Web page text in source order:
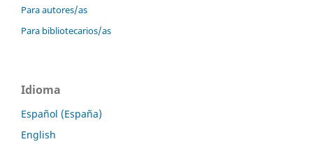
Para autores/as
Para bibliotecarios/as
Idioma
Español (España)
English